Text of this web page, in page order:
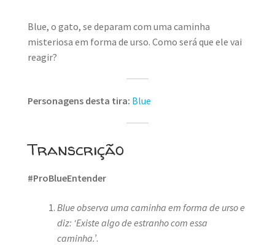
Blue, o gato, se deparam com uma caminha
misteriosa em forma de urso. Como será que ele vai
reagir?
Personagens desta tira: Blue
Transcrição
#ProBlueEntender
Blue observa uma caminha em forma de urso e
diz: ‘Existe algo de estranho com essa
caminha.’.